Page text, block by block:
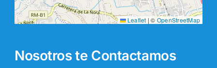
Leaflet |©OpenStreetMap
Nosotros te Contactamos